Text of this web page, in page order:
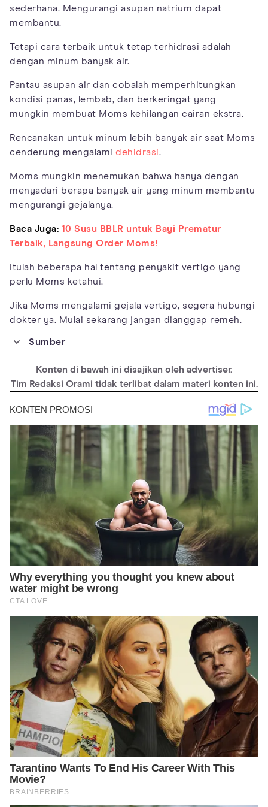
sederhana. Mengurangi asupan natrium dapat
membantu.
Tetapi cara terbaik untuk tetap terhidrasi adalah
dengan minum banyak air.
Pantau asupan air dan cobalah memperhitungkan
kondisi panas, lembab, dan berkeringat yang
mungkin membuat Moms kehilangan cairan ekstra.
Rencanakan untuk minum lebih banyak air saat Moms
cenderung mengalami dehidrasi.
Moms mungkin menemukan bahwa hanya dengan
menyadari berapa banyak air yang minum membantu
mengurangi gejalanya.
Baca Juga: 10 Susu BBLR untuk Bayi Prematur
Terbaik, Langsung Order Moms!
Itulah beberapa hal tentang penyakit vertigo yang
perlu Moms ketahui.
Jika Moms mengalami gejala vertigo, segera hubungi
dokter ya. Mulai sekarang jangan dianggap remeh.
Sumber
https://www.ncbi.nlm.nih.gov/pmc/articles/PMC4306472/
https://pubmed.ncbi.nlm.nih.gov/22502620/
treatment
https://www.healthline.com/health/vertigo
https://www.healthline.com/health/home-remedies-for-
vertigo#hydration
Konten di bawah ini disajikan oleh advertiser.
Tim Redaksi Orami tidak terlibat dalam materi konten ini.